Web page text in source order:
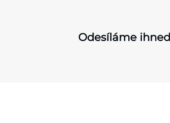
Odesíláme ihned